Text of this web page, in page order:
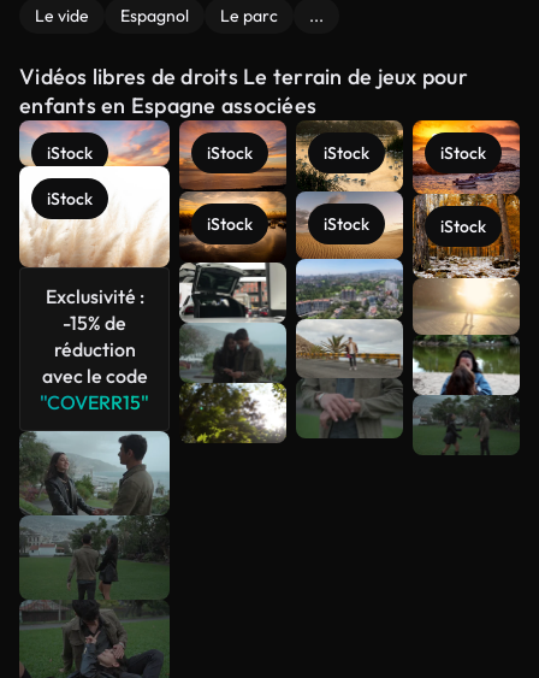
Le vide Espagnol Le parc ...
Vidéos libres de droits Le terrain de jeux pour
enfants en Espagne associées
iStock
iStock
Exclusivité :
-15% de
réduction
avec le code
"COVERR15"
iStock
iStock
iStock
iStock
iStock
iStock
Voir plus